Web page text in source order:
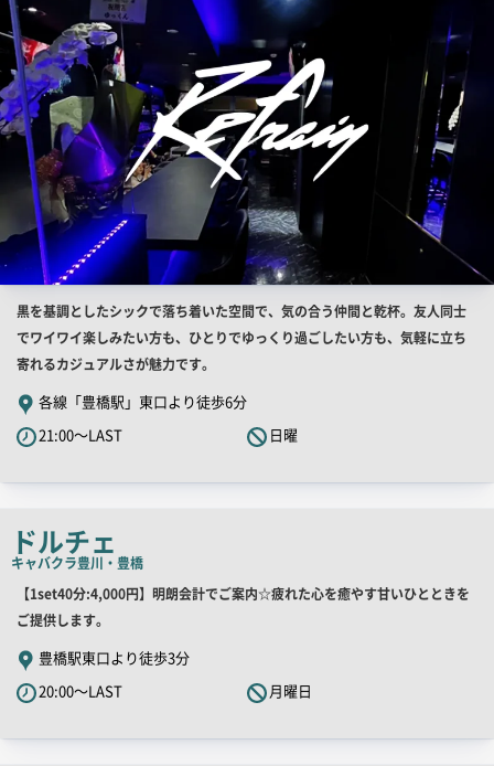
画
像
店
舗
PR
キ
ャ
ッ
ー
黒を基調としたシックで落ち着いた空間で、気の合う仲間と乾杯。友人同士
でワイワイ楽しみたい方も、ひとりでゆっくり過ごしたい方も、気軽に立ち
寄れるカジュアルさが魅力です。
各線「豊橋駅」東口より徒歩6分
21:00～LAST
日曜
ドルチェ
キャバクラ豊川・豊橋
店
舗
PR
キ
ャ
【1set40分:4,000円】明朗会計でご案内☆疲れた心を癒やす甘いひとときを
ご提供します。
豊橋駅東口より徒歩3分
20:00～LAST
月曜日